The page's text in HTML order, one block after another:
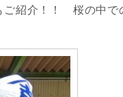
ご紹介！！ 桜の中で